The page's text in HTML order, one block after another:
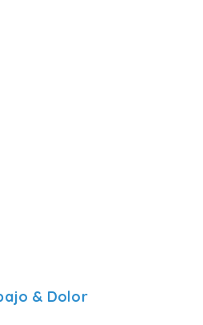
& Dolor